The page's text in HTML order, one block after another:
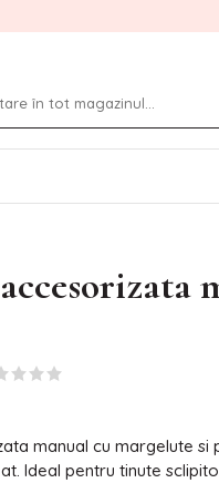
manual cu margelute si
Ideal pentru tinute